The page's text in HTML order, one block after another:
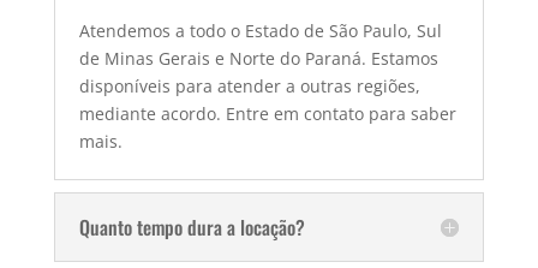
Atendemos a todo o Estado de São Paulo, Sul
de Minas Gerais e Norte do Paraná. Estamos
disponíveis para atender a outras regiões,
mediante acordo. Entre em contato para saber
mais.
Quanto tempo dura a locação?